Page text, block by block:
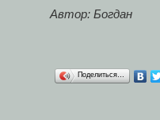
Автор: Богдан
Поделиться…